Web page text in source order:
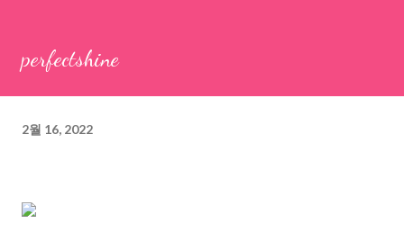
perfectshine
2월 16, 2022